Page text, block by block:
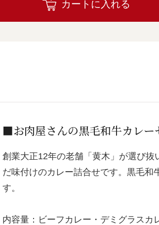
カートに入れる
■お肉屋さんの黒毛和牛カレー
創業大正12年の老舗「黄木」が選び
だ味付けのカレー詰合せです。黒毛和
す。
内容量：ビーフカレー・デミグラス